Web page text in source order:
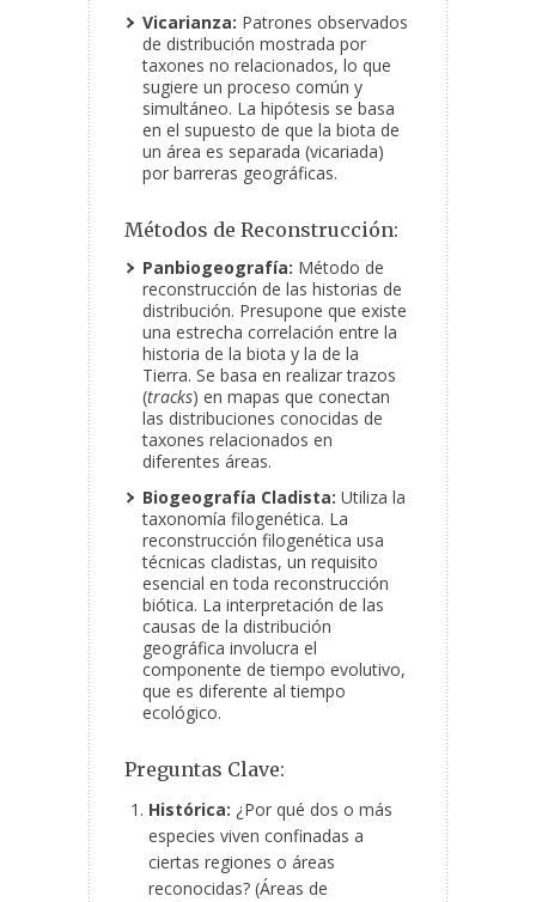
Vicarianza: Patrones observados
de distribución mostrada por
taxones no relacionados, lo que
sugiere un proceso común y
simultáneo. La hipótesis se basa
en el supuesto de que la biota de
un área es separada (vicariada)
por barreras geográficas.
Métodos de Reconstrucción:
Panbiogeografía: Método de
reconstrucción de las historias de
distribución. Presupone que existe
una estrecha correlación entre la
historia de la biota y la de la
Tierra. Se basa en realizar trazos
(tracks) en mapas que conectan
las distribuciones conocidas de
taxones relacionados en
diferentes áreas.
Biogeografía Cladista: Utiliza la
taxonomía filogenética. La
reconstrucción filogenética usa
técnicas cladistas, un requisito
esencial en toda reconstrucción
biótica. La interpretación de las
causas de la distribución
geográfica involucra el
componente de tiempo evolutivo,
que es diferente al tiempo
ecológico.
Preguntas Clave:
Histórica: ¿Por qué dos o más
especies viven confinadas a
ciertas regiones o áreas
reconocidas? (Áreas de